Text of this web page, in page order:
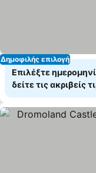
Δημοφιλής επιλογή
Επιλέξτε
δείτε τις ακριβείς